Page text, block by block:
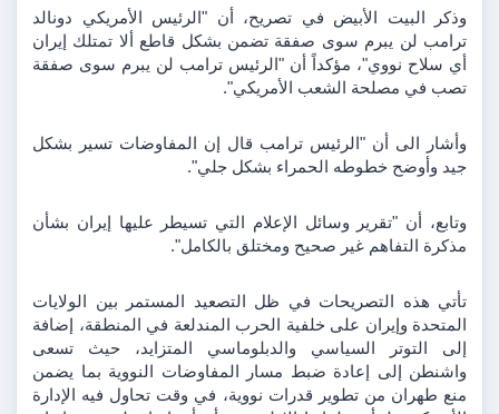
تصب في مصلحة الشعب الأمريكي".
جيد وأوضح خطوطه الحمراء بشكل جلي".
مذكرة التفاهم غير صحيح ومختلق بالكامل".